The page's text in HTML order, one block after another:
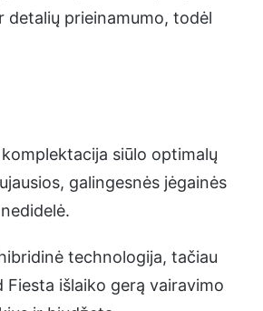
detalių prieinamumo, todėl
siūlo optimalų
galingesnės jėgainės
technologija, tačiau
išlaiko gerą vairavimo